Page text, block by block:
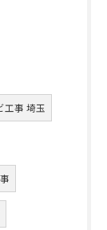
工事 埼玉